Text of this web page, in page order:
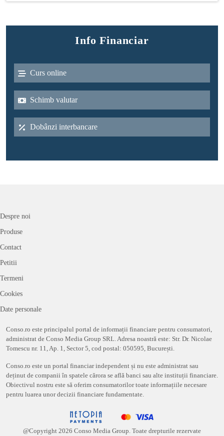
Info Financiar
Curs online
Schimb valutar
Dobânzi interbancare
Despre noi
Produse
Contact
Petitii
Termeni
Cookies
Date personale
Conso.ro este principalul portal de informații financiare pentru consumatori,
administrat de Conso Media Group SRL. Adresa noastră este: Str. Dr. Nicolae
Tomescu nr. 11, Ap. 1, Sector 5, cod postal: 050595, București.
Conso.ro este un portal financiar independent și nu este administrat sau
deținut de companii în spatele cărora se află banci sau alte instituții financiare.
Obiectivul nostru este să oferim consumatorilor toate informațiile necesare
pentru luarea unor decizii financiare fundamentate.
@Copyright 2026 Conso Media Group. Toate drepturile rezervate